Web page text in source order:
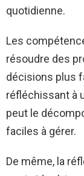
quotidienne.
Les
résoudre des
décisions plus
réfléchissant à
peut le
faciles à gérer.
De même, la